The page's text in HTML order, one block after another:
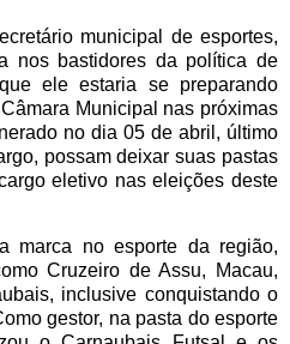
municipal de esportes,
nos bastidores da política de
ele estaria se preparando
Municipal nas próximas
no dia 05 de abril, último
possam deixar suas pastas
eletivo nas eleições deste
marca no esporte da região,
Cruzeiro de Assu, Macau,
inclusive conquistando o
gestor, na pasta do esporte